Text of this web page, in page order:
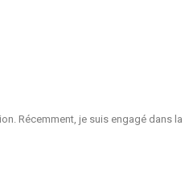
Récemment, je suis engagé dans la